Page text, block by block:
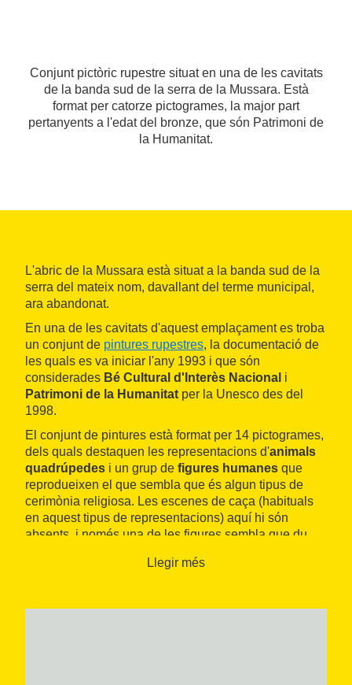
Conjunt pictòric rupestre situat en una de les cavitats
de la banda sud de la serra de la Mussara. Està
format per catorze pictogrames, la major part
pertanyents a l'edat del bronze, que són Patrimoni de
la Humanitat.
L'abric de la Mussara està situat a la banda sud de la
serra del mateix nom, davallant del terme municipal,
ara abandonat.
En una de les cavitats d'aquest emplaçament es troba
un conjunt de pintures rupestres, la documentació de
les quals es va iniciar l'any 1993 i que són
considerades Bé Cultural d'Interès Nacional i
Patrimoni de la Humanitat per la Unesco des del
1998.
El conjunt de pintures està format per 14 pictogrames,
dels quals destaquen les representacions d'animals
quadrúpedes i un grup de figures humanes que
reprodueixen el que sembla que és algun tipus de
cerimònia religiosa. Les escenes de caça (habituals
en aquest tipus de representacions) aquí hi són
absents, i només una de les figures sembla que du
mostres que, per la delicadesa del traç, es podrien
Llegir més